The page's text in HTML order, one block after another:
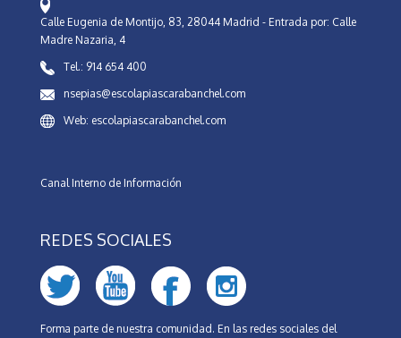
Calle Eugenia de Montijo, 83, 28044 Madrid - Entrada por: Calle
Madre Nazaria, 4
Tel.: 914 654 400
nsepias@escolapiascarabanchel.com
Web: escolapiascarabanchel.com
Canal Interno de Información
REDES SOCIALES
Forma parte de nuestra comunidad. En las redes sociales del